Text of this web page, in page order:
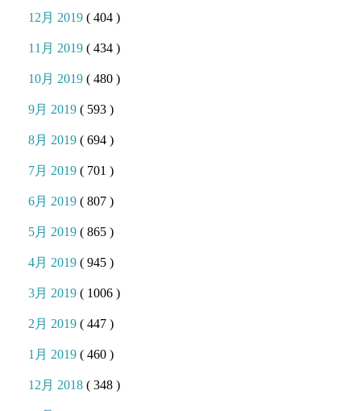
12月 2019( 404 )
11月 2019( 434 )
10月 2019( 480 )
9月 2019( 593 )
8月 2019( 694 )
7月 2019( 701 )
6月 2019( 807 )
5月 2019( 865 )
4月 2019( 945 )
3月 2019( 1006 )
2月 2019( 447 )
1月 2019( 460 )
12月 2018( 348 )